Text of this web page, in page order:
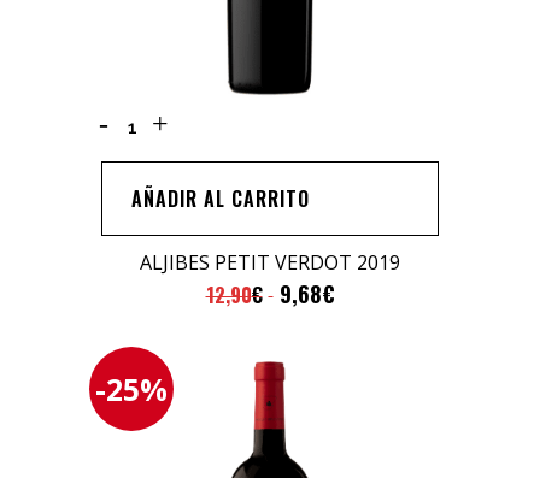
ALJIBES
VERDOTAÑADIR AL CARRITO
ALJIBES PETIT VERDOT 2019
12,90€ 9,68€
-25%